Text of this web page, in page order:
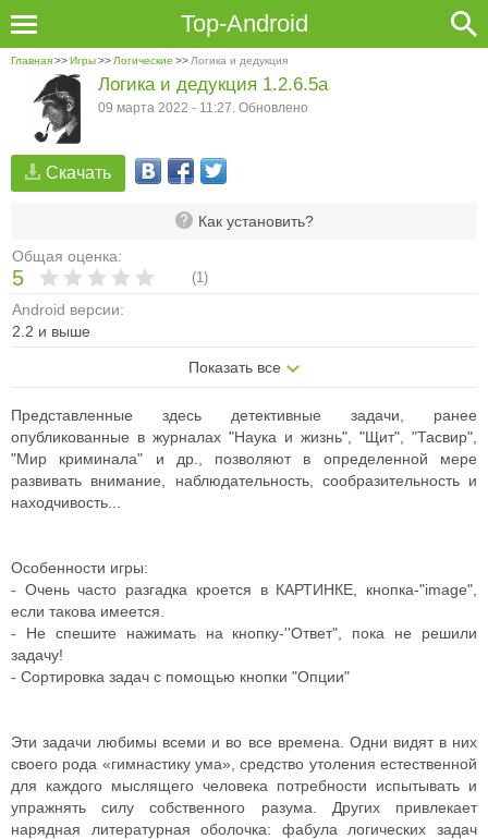
Top-Android
Главная>>Игры>> Логические >> Логика и дедукция
Скачать
Как установить?
Общая оценка:
5 (1)
Android версии:
2.2 и выше
Показать все
Логика и дедукция 1.2.6.5a
09 марта 2022 - 11:27. Обновлено
Представленные здесь детективные задачи, ранее
опубликованные в журналах "Наука и жизнь", "Щит", "Тасвир",
"Мир криминала" и др., позволяют в определенной мере
развивать внимание, наблюдательность, сообразительность и
находчивость...
Особенности игры:
- Очень часто разгадка кроется в КАРТИНКЕ, кнопка-"image",
если такова имеется.
- Не спешите нажимать на кнопку-''Ответ", пока не решили
задачу!
- Сортировка задач с помощью кнопки "Опции"
Эти задачи любимы всеми и во все времена. Одни видят в них
своего рода «гимнастику ума», средство утоления естественной
для каждого мыслящего человека потребности испытывать и
упражнять силу собственного разума. Других привлекает
нарядная литературная оболочка: фабула логических задач